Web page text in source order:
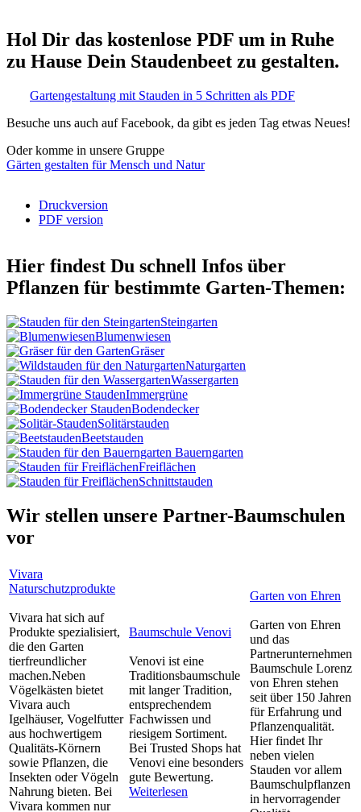
Hol Dir das kostenlose PDF um in Ruhe
zu Hause Dein Staudenbeet zu gestalten.
Gartengestaltung mit Stauden in 5 Schritten als PDF
Besuche uns auch auf Facebook, da gibt es jeden Tag etwas Neues!
Oder komme in unsere Gruppe
Gärten gestalten für Mensch und Natur
Druckversion
PDF version
Hier findest Du schnell Infos über
Pflanzen für bestimmte Garten-Themen:
Steingarten
Blumenwiesen
Gräser
Naturgarten
Wassergarten
Immergrüne
Bodendecker
Solitärstauden
Beetstauden
Bauerngarten
Freiflächen
Schnittstauden
Wir stellen unsere Partner-Baumschulen
vor
Vivara
Naturschutzprodukte
Vivara hat sich auf
Produkte spezialisiert,
die den Garten
tierfreundlicher
machen.Neben
Vögelkästen bietet
Vivara auch
Igelhäuser, Vogelfutter
aus hochwertigem
Qualitäts-Körnern
sowie Pflanzen, die
Insekten oder Vögeln
Nahrung bieten. Bei
Vivara kommen nur
Baumschule Venovi
Venovi ist eine
Traditionsbaumschule
mit langer Tradition,
entsprechendem
Fachwissen und
riesigem Sortiment.
Bei Trusted Shops hat
Venovi eine besonders
gute Bewertung.
Weiterlesen
Garten von Ehren
Garten von Ehren
und das
Partnerunternehmen
Baumschule Lorenz
von Ehren stehen
seit über 150 Jahren
für Erfahrung und
Pflanzenqualität.
Hier findet Ihr
neben vielen
Stauden vor allem
Baumschulpflanzen
in hervorragender